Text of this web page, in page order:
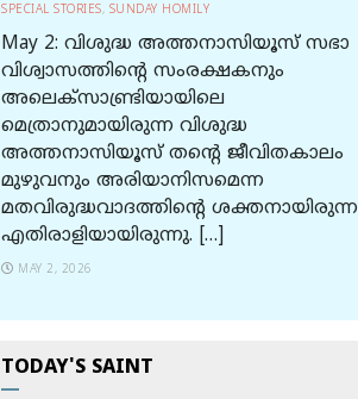
SPECIAL STORIES, SUNDAY HOMILY
May 2: വിശുദ്ധ അത്തനാസിയൂസ് സഭാ
വിശ്വാസത്തിന്റെ സംരക്ഷകനും
അലെക്സാണ്ട്രിയായിലെ
മെത്രാനുമായിരുന്ന വിശുദ്ധ
അത്തനാസിയൂസ് തന്റെ ജീവിതകാലം
മുഴുവനും അരിയാനിസമെന്ന
മതവിരുദ്ധവാദത്തിന്റെ ശക്തനായിരുന്ന
എതിരാളിയായിരുന്നു. […]
MAY 2, 2026
TODAY'S SAINT